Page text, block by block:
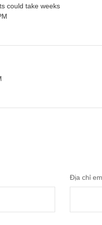
could take weeks
Địa chỉ